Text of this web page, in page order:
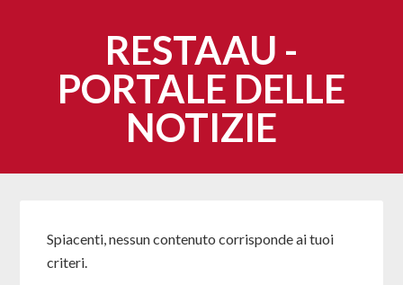
RESTAAU -
PORTALE DELLE
NOTIZIE
Spiacenti, nessun contenuto corrisponde ai tuoi
criteri.